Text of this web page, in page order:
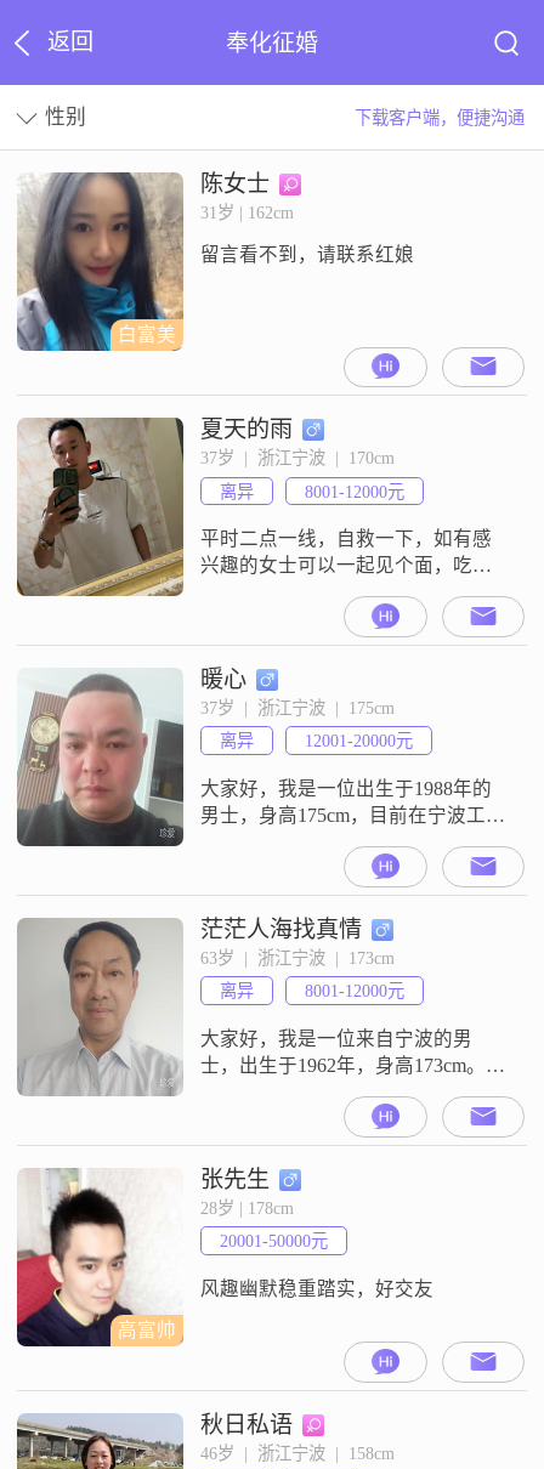
返回 奉化征婚
性别 下载客户端，便捷沟通
白富美
陈女士
31岁 | 162cm
留言看不到，请联系红娘
夏天的雨
37岁  |  浙江宁波  |  170cm
离异
8001-12000元
平时二点一线，自救一下，如有感
兴趣的女士可以一起见个面，吃个
饭或者逛一下，以结婚为目的，宁
波周边，奉化周边
暖心
37岁  |  浙江宁波  |  175cm
离异
12001-20000元
大家好，我是一位出生于1988年的
男士，身高175cm，目前在宁波工
作。我的月收入在12001到20000元
之间，虽然学历是高中及以下，但
我一直保持着稳重可靠、勤俭节约
的生活态度。我相信，生活的质量
不在于金钱的多少，而在于我们如
何珍惜和利用它。我性格乐观积
极，追求稳定安逸的生活。我喜欢
外出旅行，探索世界的美好，但我
也非
茫茫人海找真情
63岁  |  浙江宁波  |  173cm
离异
8001-12000元
大家好，我是一位来自宁波的男
士，出生于1962年，身高173cm。目
前我的月收入在8001到12000元之
间，工作稳定，生活还算不错。虽
然我的学历是高中及以下，但我一
直保持着学习和进步的态度。性格
方面，我成熟稳重，做事稳重可
靠，责任感很强。在生活中，我是
一个耐心包容的人，能够理解和尊
重他人的想法和感受。我追求事业
高富帅
张先生
28岁 | 178cm
20001-50000元
风趣幽默稳重踏实，好交友
秋日私语
46岁  |  浙江宁波  |  158cm